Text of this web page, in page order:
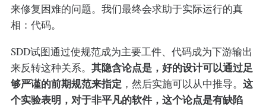
来修复困难的问题。我们最终会求助于实际运行的真
相：代码。
SDD试图通过使规范成为主要工件、代码成为下游输出
来反转这种关系。 其隐含论点是，好的设计可以通过足
够严谨的前期规范来指定 ，然后实施可以从中推导。 这
个实验表明，对于非平凡的软件，这个论点是有缺陷